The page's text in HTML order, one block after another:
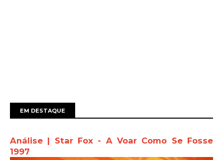
EM DESTAQUE
Análise | Star Fox - A Voar Como Se Fosse
1997